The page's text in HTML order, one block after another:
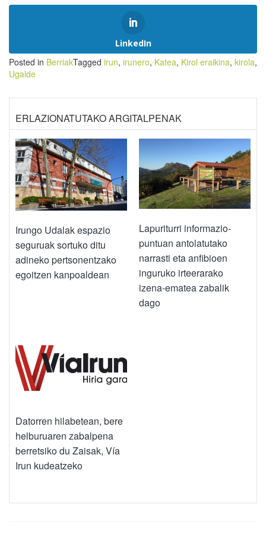
LinkedIn
Posted in BerriakTagged irun, irunero, Katea, Kirol eraikina, kirola,
Ugalde
ERLAZIONATUTAKO ARGITALPENAK
Irungo Udalak espazio
seguruak sortuko ditu
adineko pertsonentzako
egoitzen kanpoaldean
Lapuriturri informazio-
puntuan antolatutako
narrasti eta anfibioen
inguruko irteerarako
izena-ematea zabalik
dago
Datorren hilabetean, bere
helburuaren zabalpena
berretsiko du Zaisak, Vía
Irun kudeatzeko